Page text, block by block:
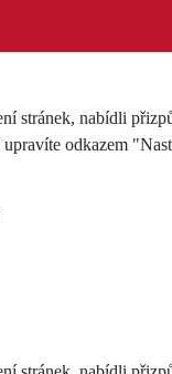
stránek, nabídli
odkazem